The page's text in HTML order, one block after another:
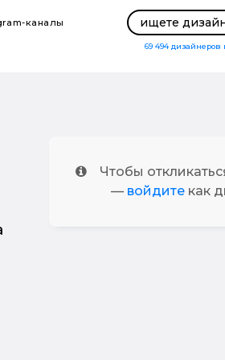
каналы ищете
69 494 дизайнеров
Чтобы
— войдите как